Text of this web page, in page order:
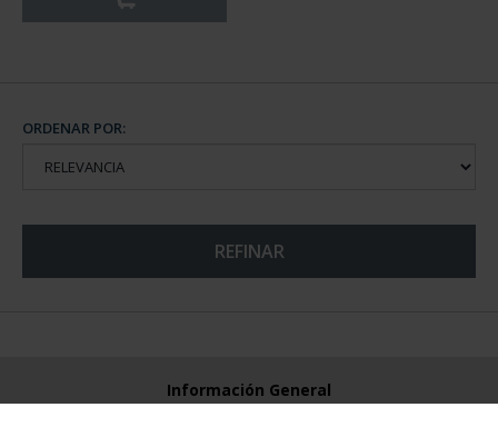
ORDENAR POR:
REFINAR
Información General